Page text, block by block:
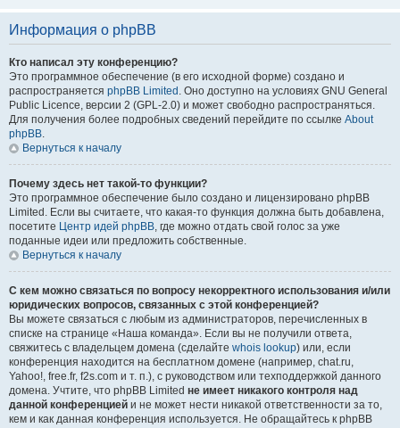
Информация о phpBB
Кто написал эту конференцию?
Это программное обеспечение (в его исходной форме) создано и
распространяется phpBB Limited . Оно доступно на условиях GNU General
Public Licence, версии 2 (GPL-2.0) и может свободно распространяться.
Для получения более подробных сведений перейдите по ссылке About
phpBB.
Вернуться к началу
Почему здесь нет такой-то функции?
Это программное обеспечение было создано и лицензировано phpBB
Limited. Если вы считаете, что какая-то функция должна быть добавлена,
посетите Центр идей phpBB, где можно отдать свой голос за уже
поданные идеи или предложить собственные.
Вернуться к началу
С кем можно связаться по вопросу некорректного использования и/или
юридических вопросов, связанных с этой конференцией?
Вы можете связаться с любым из администраторов, перечисленных в
списке на странице «Наша команда». Если вы не получили ответа,
свяжитесь с владельцем домена (сделайте whois lookup) или, если
конференция находится на бесплатном домене (например, chat.ru,
Yahoo!, free.fr, f2s.com и т. п.), с руководством или техподдержкой данного
домена. Учтите, что phpBB Limited не имеет никакого контроля над
данной конференцией и не может нести никакой ответственности за то,
кем и как данная конференция используется. Не обращайтесь к phpBB